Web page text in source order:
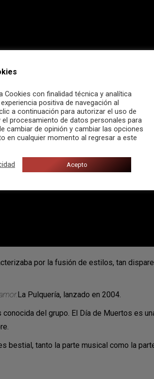
por la fusión de estilos, tan
La Pulquería, lanzado en 2004.
del grupo. El Día de Muertos es
bestial, tanto la parte musical como la
Cookies con finalidad técnica y analítica
positiva de navegación al
a continuación para autorizar el uso de
procesamiento de datos personales para
cambiar de opinión y cambiar las opciones
en cualquier momento al regresar a este
Acepto